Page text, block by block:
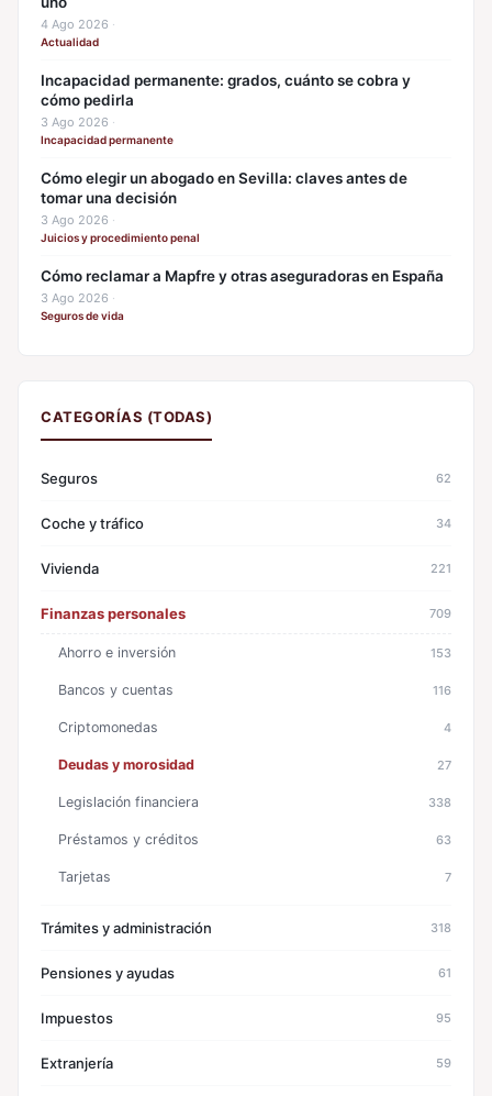
4 Ago 2026 ·
Actualidad
Incapacidad permanente: grados, cuánto se cobra y
cómo pedirla
3 Ago 2026 ·
Incapacidad permanente
Cómo elegir un abogado en Sevilla: claves antes de
tomar una decisión
3 Ago 2026 ·
Juicios y procedimiento penal
Cómo reclamar a Mapfre y otras aseguradoras en España
3 Ago 2026 ·
Seguros de vida
CATEGORÍAS (TODAS)
Seguros 62
Coche y tráfico 34
Vivienda 221
Finanzas personales 709
Ahorro e inversión 153
Bancos y cuentas 116
Criptomonedas 4
Deudas y morosidad 27
Legislación financiera 338
Préstamos y créditos 63
Tarjetas 7
Trámites y administración 318
Pensiones y ayudas 61
Impuestos 95
Extranjería 59